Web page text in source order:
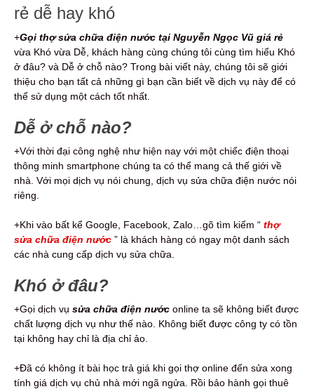
rẻ dễ hay khó
+Gọi thợ sửa chữa điện nước tại Nguyễn Ngọc Vũ giá rẻ
vừa Khó vừa Dễ, khách hàng cùng chúng tôi cùng tìm hiểu Khó
ở đâu? và Dễ ở chỗ nào? Trong bài viết này, chúng tôi sẽ giới
thiệu cho bạn tất cả những gì bạn cần biết về dịch vụ này để có
thể sử dụng một cách tốt nhất.
Dễ ở chỗ nào?
+Với thời đại công nghệ như hiện nay với một chiếc điện thoại
thông minh smartphone chúng ta có thể mang cả thế giới về
nhà. Với mọi dịch vụ nói chung, dịch vụ sửa chữa điện nước nói
riêng.
+Khi vào bất kể Google, Facebook, Zalo…gõ tìm kiếm “ thợ
sửa chữa điện nước ” là khách hàng có ngay một danh sách
các nhà cung cấp dịch vụ sửa chữa.
Khó ở đâu?
+Gọi dịch vụ sửa chữa điện nước online ta sẽ không biết được
chất lượng dịch vụ như thế nào. Không biết được công ty có tồn
tại không hay chỉ là địa chỉ ảo.
+Đã có không ít bài học trả giá khi gọi thợ online đến sửa xong
tính giá dịch vụ chủ nhà mới ngã ngửa. Rồi bảo hành gọi thuê